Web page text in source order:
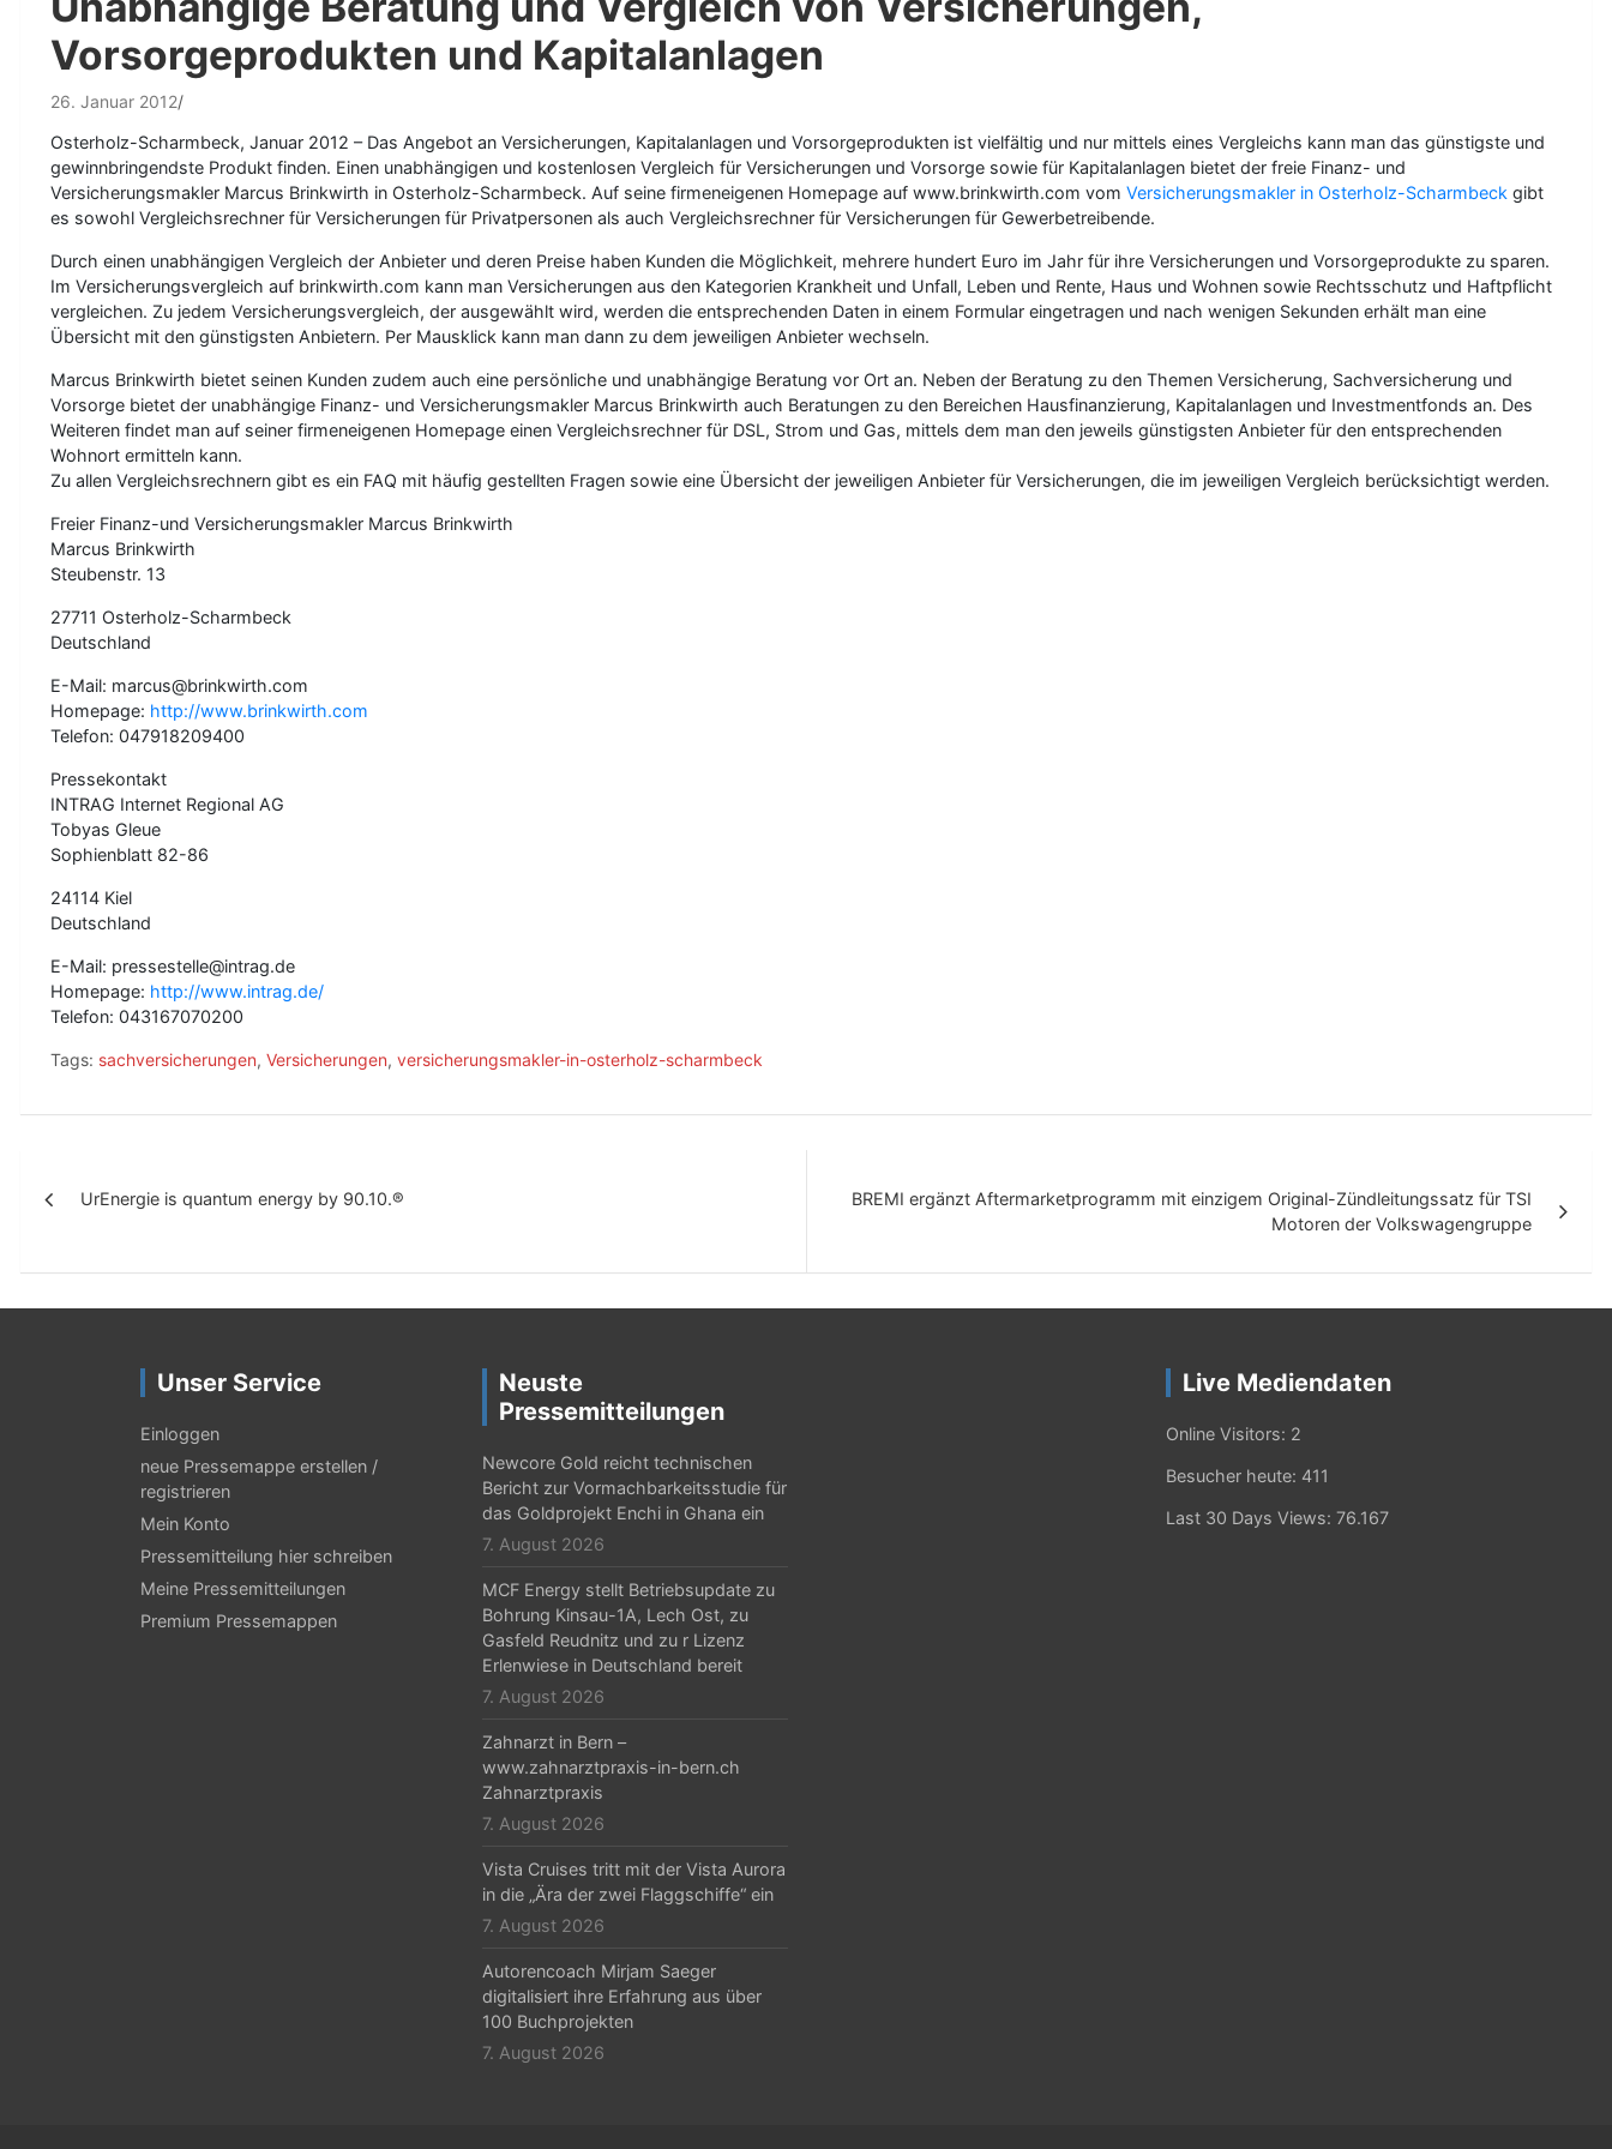
Vorsorgeprodukten und Kapitalanlagen
26. Januar 2012
Osterholz-Scharmbeck, Januar 2012 – Das Angebot an Versicherungen, Kapitalanlagen und Vorsorgeprodukten ist vielfältig und nur mittels eines Vergleichs kann man das günstigste und
gewinnbringendste Produkt finden. Einen unabhängigen und kostenlosen Vergleich für Versicherungen und Vorsorge sowie für Kapitalanlagen bietet der freie Finanz- und
Versicherungsmakler Marcus Brinkwirth in Osterholz-Scharmbeck. Auf seine firmeneigenen Homepage auf www.brinkwirth.com vom Versicherungsmakler in Osterholz-Scharmbeck gibt
es sowohl Vergleichsrechner für Versicherungen für Privatpersonen als auch Vergleichsrechner für Versicherungen für Gewerbetreibende.
Durch einen unabhängigen Vergleich der Anbieter und deren Preise haben Kunden die Möglichkeit, mehrere hundert Euro im Jahr für ihre Versicherungen und Vorsorgeprodukte zu sparen.
Im Versicherungsvergleich auf brinkwirth.com kann man Versicherungen aus den Kategorien Krankheit und Unfall, Leben und Rente, Haus und Wohnen sowie Rechtsschutz und Haftpflicht
vergleichen. Zu jedem Versicherungsvergleich, der ausgewählt wird, werden die entsprechenden Daten in einem Formular eingetragen und nach wenigen Sekunden erhält man eine
Übersicht mit den günstigsten Anbietern. Per Mausklick kann man dann zu dem jeweiligen Anbieter wechseln.
Marcus Brinkwirth bietet seinen Kunden zudem auch eine persönliche und unabhängige Beratung vor Ort an. Neben der Beratung zu den Themen Versicherung, Sachversicherung und
Vorsorge bietet der unabhängige Finanz- und Versicherungsmakler Marcus Brinkwirth auch Beratungen zu den Bereichen Hausfinanzierung, Kapitalanlagen und Investmentfonds an. Des
Weiteren findet man auf seiner firmeneigenen Homepage einen Vergleichsrechner für DSL, Strom und Gas, mittels dem man den jeweils günstigsten Anbieter für den entsprechenden
Wohnort ermitteln kann.
Zu allen Vergleichsrechnern gibt es ein FAQ mit häufig gestellten Fragen sowie eine Übersicht der jeweiligen Anbieter für Versicherungen, die im jeweiligen Vergleich berücksichtigt werden.
Freier Finanz-und Versicherungsmakler Marcus Brinkwirth
Marcus Brinkwirth
Steubenstr. 13
27711 Osterholz-Scharmbeck
Deutschland
E-Mail: marcus@brinkwirth.com
Homepage: http://www.brinkwirth.com
Telefon: 047918209400
Pressekontakt
INTRAG Internet Regional AG
Tobyas Gleue
Sophienblatt 82-86
24114 Kiel
Deutschland
E-Mail: pressestelle@intrag.de
Homepage: http://www.intrag.de/
Telefon: 043167070200
Tags: sachversicherungen, Versicherungen, versicherungsmakler-in-osterholz-scharmbeck
UrEnergie is quantum energy by 90.10.®
BREMI ergänzt Aftermarketprogramm mit einzigem Original-Zündleitungssatz für TSI
Motoren der Volkswagengruppe
Unser Service
Einloggen
neue Pressemappe erstellen /
registrieren
Mein Konto
Pressemitteilung hier schreiben
Meine Pressemitteilungen
Premium Pressemappen
Neuste
Pressemitteilungen
Newcore Gold reicht technischen
Bericht zur Vormachbarkeitsstudie für
das Goldprojekt Enchi in Ghana ein
7. August 2026
MCF Energy stellt Betriebsupdate zu
Bohrung Kinsau-1A, Lech Ost, zu
Gasfeld Reudnitz und zu r Lizenz
Erlenwiese in Deutschland bereit
7. August 2026
Zahnarzt in Bern –
www.zahnarztpraxis-in-bern.ch
Zahnarztpraxis
7. August 2026
Vista Cruises tritt mit der Vista Aurora
in die „Ära der zwei Flaggschiffe“ ein
7. August 2026
Autorencoach Mirjam Saeger
digitalisiert ihre Erfahrung aus über
100 Buchprojekten
7. August 2026
Live Mediendaten
Online Visitors: 2
Besucher heute: 411
Last 30 Days Views: 76.167